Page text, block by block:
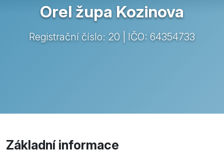
Orel župa Kozinova
Registrační číslo: 20 | IČO: 64354733
Základní informace